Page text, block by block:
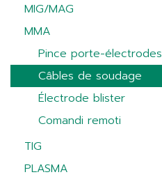
MIG/MAG
MMA
Pince porte-électrodes
Câbles de soudage
Électrode blister
Comandi remoti
TIG
PLASMA